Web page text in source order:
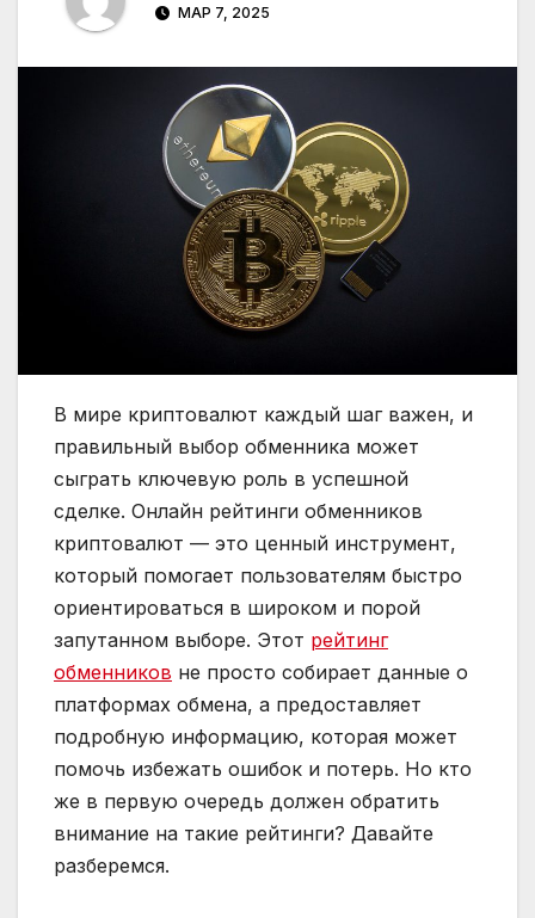
МАР 7, 2025
В мире криптовалют каждый шаг важен, и
правильный выбор обменника может
сыграть ключевую роль в успешной
сделке. Онлайн рейтинги обменников
криптовалют — это ценный инструмент,
который помогает пользователям быстро
ориентироваться в широком и порой
запутанном выборе. Этот рейтинг
обменников не просто собирает данные о
платформах обмена, а предоставляет
подробную информацию, которая может
помочь избежать ошибок и потерь. Но кто
же в первую очередь должен обратить
внимание на такие рейтинги? Давайте
разберемся.